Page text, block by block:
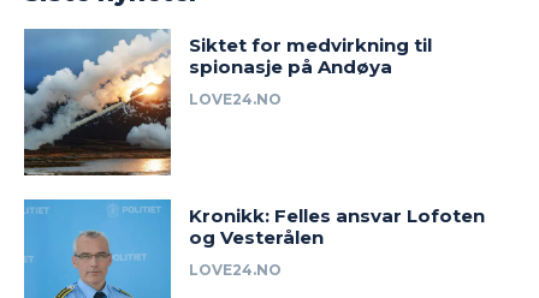
Siktet for medvirkning til
spionasje på Andøya
LOVE24.NO
Kronikk: Felles ansvar Lofoten
og Vesterålen
LOVE24.NO